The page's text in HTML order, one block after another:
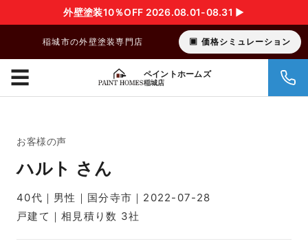
外壁塗装10％OFF 2026.08.01-08.31 ▶︎
稲城市の外壁塗装専門店 価格シミュレーション
ペイントホームズ
稲城店
☰
お客様の声
ハルト さん
40代｜男性｜国分寺市｜2022-07-28
戸建て｜相見積り数 3社